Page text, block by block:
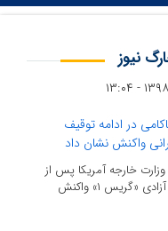
بوشهر صادر شد
در ادامه توقیف
واکنش نشان داد
خارجه آمریکا پس از
شکست در ادامه توقیف نفتکش ایرانی، به آزادی «گریس ۱» واکنش